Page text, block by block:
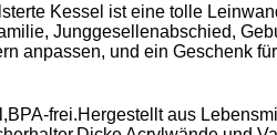
Kessel ist eine tolle
Junggesellenabschied,
anpassen, und ein Geschenk
frei.Hergestellt aus